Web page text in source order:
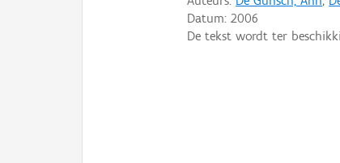
Datum:2006
De tekst wordt ter